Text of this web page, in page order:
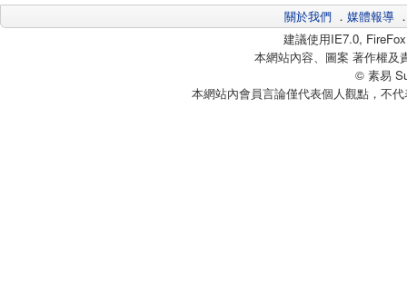
關於我們 ． 媒體報導
建議使用IE7.0,
本網站內容、圖案 著作權及
© 素易
本網站內會員言論僅代表個人觀點，不